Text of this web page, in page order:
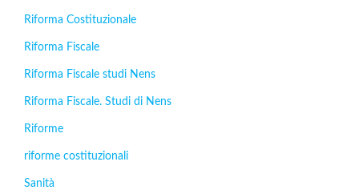
Riforma Costituzionale
Riforma Fiscale
Riforma Fiscale studi Nens
Riforma Fiscale. Studi di Nens
Riforme
riforme costituzionali
Sanità